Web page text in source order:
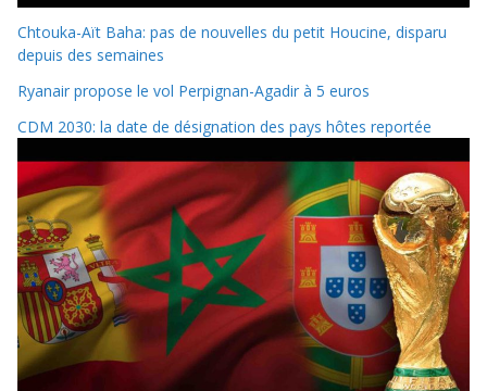
Chtouka-Aït Baha: pas de nouvelles du petit Houcine, disparu
depuis des semaines
Ryanair propose le vol Perpignan-Agadir à 5 euros
CDM 2030: la date de désignation des pays hôtes reportée